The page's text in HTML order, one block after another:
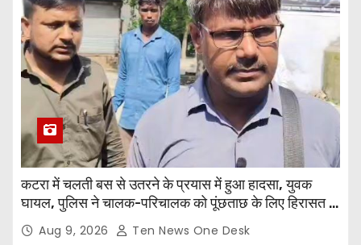
कटरा में चलती बस से उतरने के प्रयास में हुआ हादसा, युवक
घायल, पुलिस ने चालक-परिचालक को पूंछताछ के लिए हिरासत में
लियाAug 9, 2026 Ten News One Desk